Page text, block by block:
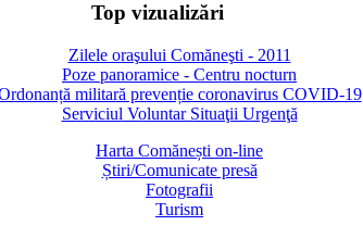
Top vizualizări
Zilele oraşului Comăneşti - 2011
Poze panoramice - Centru nocturn
militară prevenție coronavirus COVID-19
Serviciul Voluntar Situaţii Urgenţă
Harta Comănești on-line
Știri/Comunicate presă
Fotografii
Turism